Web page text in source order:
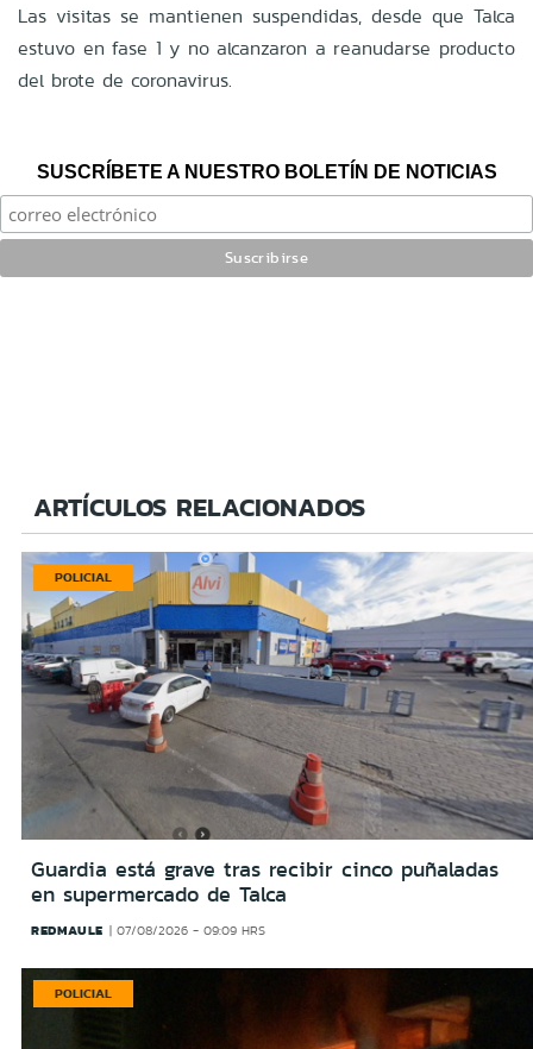
Las visitas se mantienen suspendidas, desde que Talca
estuvo en fase 1 y no alcanzaron a reanudarse producto
del brote de coronavirus.
SUSCRÍBETE A NUESTRO BOLETÍN DE NOTICIAS
ARTÍCULOS RELACIONADOS
POLICIAL
Guardia está grave tras recibir cinco puñaladas
en supermercado de Talca
REDMAULE 07/08/2026 - 09:09 HRS
POLICIAL